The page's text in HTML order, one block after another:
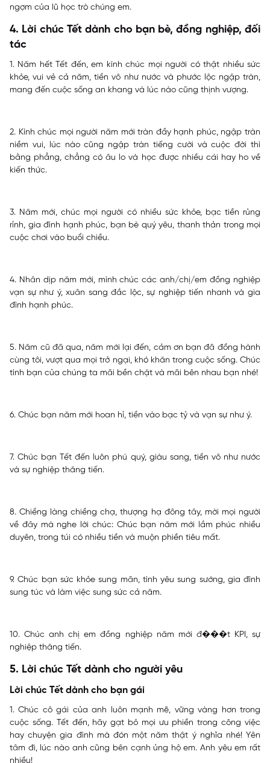
ngợm của lũ học trò chúng em.
4. Lời chúc Tết dành cho bạn bè, đồng nghiệp, đối
tác
1. Năm hết Tết đến, em kính chúc mọi người có thật nhiều sức
khỏe, vui vẻ cả năm, tiền vô như nước và phước lộc ngập tràn,
mang đến cuộc sống an khang và lúc nào cũng thịnh vượng.
2. Kính chúc mọi người năm mới tràn đầy hạnh phúc, ngập tràn
niềm vui, lúc nào cũng ngập tràn tiếng cười và cuộc đời thì
bằng phẳng, chẳng có âu lo và học được nhiều cái hay ho về
kiến thức.
3. Năm mới, chúc mọi người có nhiều sức khỏe, bạc tiền rủng
rỉnh, gia đình hạnh phúc, bạn bè quý yêu, thanh thản trong mọi
cuộc chơi vào buổi chiều.
4. Nhân dịp năm mới, mình chúc các anh/chị/em đồng nghiệp
vạn sự như ý, xuân sang đắc lộc, sự nghiệp tiến nhanh và gia
đình hạnh phúc.
5. Năm cũ đã qua, năm mới lại đến, cảm ơn bạn đã đồng hành
cùng tôi, vượt qua mọi trở ngại, khó khăn trong cuộc sống. Chúc
tình bạn của chúng ta mãi bền chặt và mãi bên nhau bạn nhé!
6. Chúc bạn năm mới hoan hỉ, tiền vào bạc tỷ và vạn sự như ý.
7. Chúc bạn Tết đến luôn phú quý, giàu sang, tiền vô như nước
và sự nghiệp thăng tiến.
8. Chiềng làng chiềng chạ, thượng hạ đông tây, mời mọi người
về đây mà nghe lời chúc: Chúc bạn năm mới lắm phúc nhiều
duyên, trong túi có nhiều tiền và muộn phiền tiêu mất.
9. Chúc bạn sức khỏe sung mãn, tình yêu sung sướng, gia đình
sung túc và làm việc sung sức cả năm.
10. Chúc anh chị em đồng nghiệp năm mới đ���t KPI, sự
nghiệp thăng tiến.
5. Lời chúc Tết dành cho người yêu
Lời chúc Tết dành cho bạn gái
1. Chúc cô gái của anh luôn mạnh mẽ, vững vàng hơn trong
cuộc sống. Tết đến, hãy gạt bỏ mọi ưu phiền trong công việc
hay chuyện gia đình mà đón một năm thật ý nghĩa nhé! Yên
tâm đi, lúc nào anh cũng bên cạnh ủng hộ em. Anh yêu em rất
nhiều!